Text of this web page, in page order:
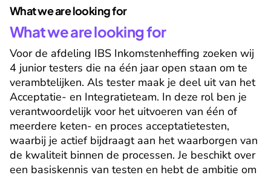
What we are looking for
What we are looking for
Voor de afdeling IBS Inkomstenheffing zoeken wij
4 junior testers die na één jaar open staan om te
verambtelijken. Als tester maak je deel uit van het
Acceptatie- en Integratieteam. In deze rol ben je
verantwoordelijk voor het uitvoeren van één of
meerdere keten- en proces acceptatietesten,
waarbij je actief bijdraagt aan het waarborgen van
de kwaliteit binnen de processen. Je beschikt over
een basiskennis van testen en hebt de ambitie om